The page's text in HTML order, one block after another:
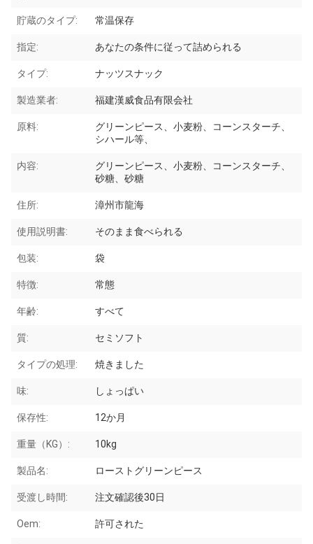
貯蔵のタイプ: 常温保存
指定: あなたの条件に従って詰められる
タイプ: ナッツスナック
製造業者: 福建漢威食品有限会社
原料:
グリーンピース、小麦粉、コーンスターチ、
シハール等、
内容:
グリーンピース、小麦粉、コーンスターチ、
砂糖、砂糖
住所: 漳州市龍海
使用説明書: そのまま食べられる
包装: 袋
特徴: 常態
年齢: すべて
質: セミソフト
タイプの処理: 焼きました
味: しょっぱい
保存性: 12か月
重量（KG）: 10kg
製品名: ローストグリーンピース
受渡し時間: 注文確認後30日
Oem: 許可された